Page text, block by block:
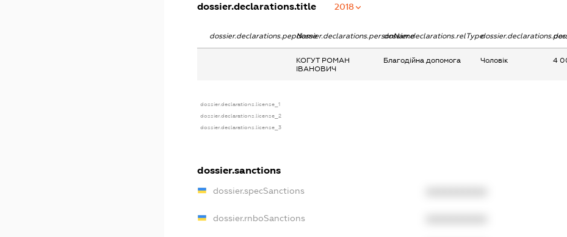
dossier.declarations.title 2018
dossier.declarations.pepNamedossier.declarations.personNamedossier.declarations.relType
КОГУТ РОМАН
ІВАНОВИЧ
Благодійна допомога Чоловік 4
dossier.declarations.license_1
dossier.declarations.license_2
dossier.declarations.license_3
dossier.sanctions
dossier.specSanctions
dossier.rnboSanctions